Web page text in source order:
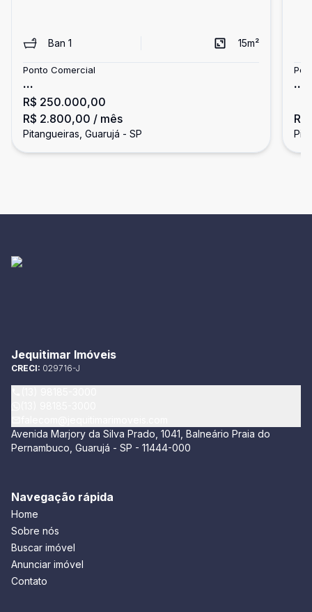
Ban 1 15m²
Ponto Comercial
...
R$ 250.000,00
R$ 2.800,00 / mês
Pitangueiras, Guarujá - SP
...
Jequitimar Imóveis
CRECI: 029716-J
Avenida Marjory da Silva Prado, 1041, Balneário Praia do
Pernambuco, Guarujá - SP - 11444-000
Navegação rápida
Home
Sobre nós
Buscar imóvel
Anunciar imóvel
Contato